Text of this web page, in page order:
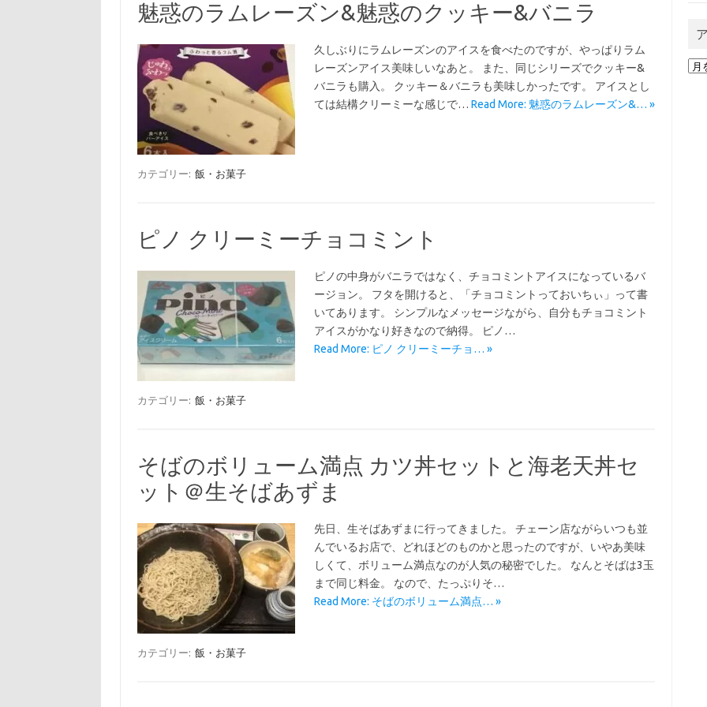
魅惑のラムレーズン&魅惑のクッキー&バニラ
久しぶりにラムレーズンのアイスを食べたのですが、やっぱりラム
レーズンアイス美味しいなあと。 また、同じシリーズでクッキー&
バニラも購入。 クッキー＆バニラも美味しかったです。 アイスとし
ては結構クリーミーな感じで… Read More: 魅惑のラムレーズン&… »
カテゴリー: 飯・お菓子
ピノ クリーミーチョコミント
ピノの中身がバニラではなく、チョコミントアイスになっているバ
ージョン。 フタを開けると、「チョコミントっておいちぃ」って書
いてあります。 シンプルなメッセージながら、自分もチョコミント
アイスがかなり好きなので納得。 ピノ…
Read More: ピノ クリーミーチョ… »
カテゴリー: 飯・お菓子
そばのボリューム満点 カツ丼セットと海老天丼セ
ット＠生そばあずま
先日、生そばあずまに行ってきました。 チェーン店ながらいつも並
んでいるお店で、どれほどのものかと思ったのですが、いやあ美味
しくて、ボリューム満点なのが人気の秘密でした。 なんとそばは3玉
まで同じ料金。 なので、たっぷりそ…
Read More: そばのボリューム満点… »
カテゴリー: 飯・お菓子
ア